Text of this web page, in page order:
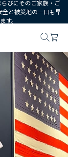
びにそのご家族・ご
と被災地の一日も早
す。